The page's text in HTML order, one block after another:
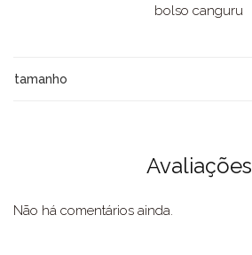
bolso canguru
tamanho
Avaliações
Não há comentários ainda.